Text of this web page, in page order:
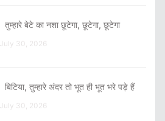
तुम्हारे बेटे का नशा छूटेगा, छूटेगा, छूटेगा
July 30, 2026
बिटिया, तुम्हारे अंदर तो भूत ही भूत भरे पड़े हैं
July 30, 2026